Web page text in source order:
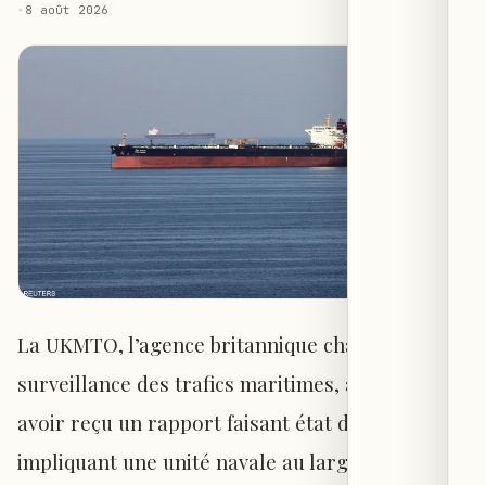
· 8 août 2026
La UKMTO, l’agence britannique chargée de la
surveillance des trafics maritimes, a signalé
avoir reçu un rapport faisant état d’un incident
impliquant une unité navale au large de la